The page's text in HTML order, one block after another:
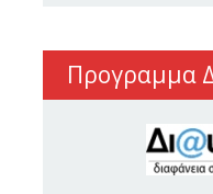
Προγραμμα